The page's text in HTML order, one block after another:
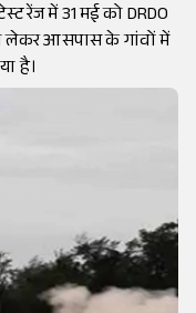
रेंज में 31 मई को DRDO
लेकर आसपास के गांवों में
है।